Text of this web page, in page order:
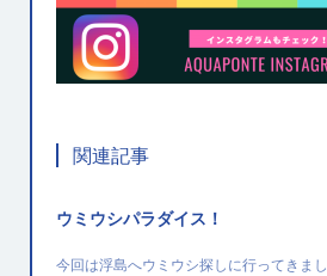
関連記事
ウミウシパラダイス！
今回は浮島へウミウシ探しに行ってきまし